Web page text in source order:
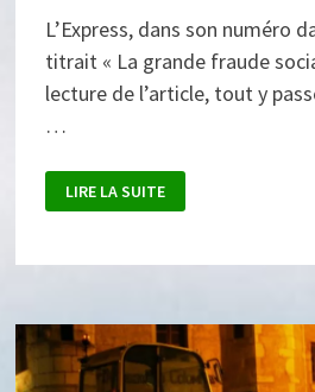
L’Express, dans son numéro
titrait « La grande fraude
lecture de l’article, tout y
…
À
L’ASSEDIC?
LIRE LA SUITE